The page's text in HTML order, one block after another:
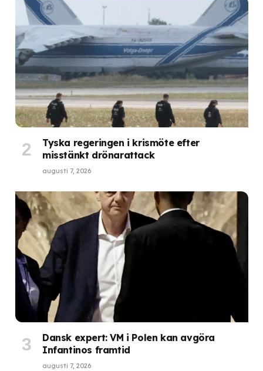
Tyska regeringen i krismöte efter
misstänkt drönarattack
augusti 7, 2026
Dansk expert: VM i Polen kan avgöra
Infantinos framtid
augusti 7, 2026